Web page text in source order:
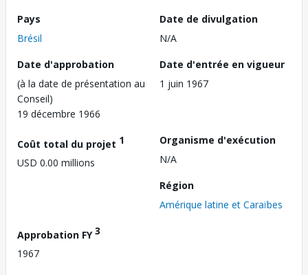
Pays
Brésil
Date de divulgation
N/A
Date d'approbation
(à la date de présentation au
Conseil)
19 décembre 1966
Date d'entrée en vigueur
1 juin 1967
Coût total du projet 1
USD 0.00 millions
Organisme d'exécution
N/A
Région
Amérique latine et Caraïbes
Approbation FY3
1967